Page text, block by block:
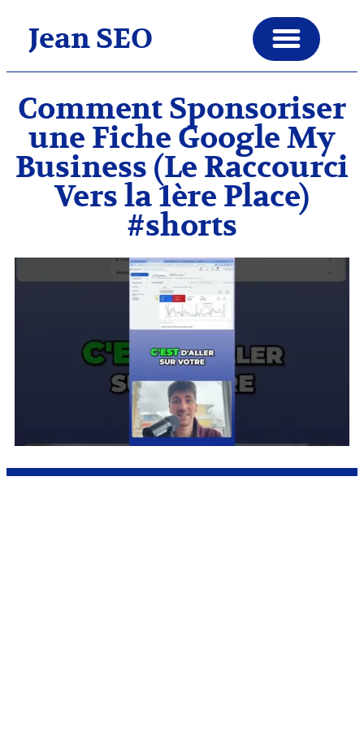
Jean SEO
Comment Sponsoriser
une Fiche Google My
Business (Le Raccourci
Vers la 1ère Place)
#shorts